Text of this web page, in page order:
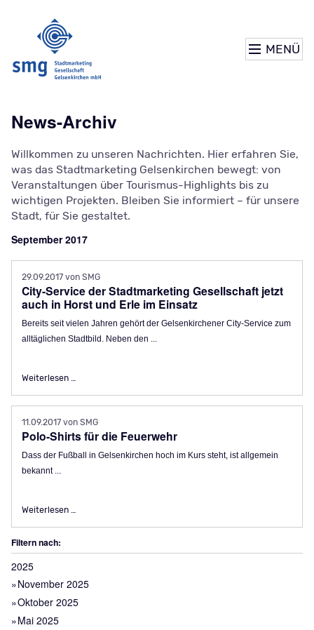
MENÜ
News-Archiv
Willkommen zu unseren Nachrichten. Hier erfahren Sie,
was das Stadtmarketing Gelsenkirchen bewegt: von
Veranstaltungen über Tourismus-Highlights bis zu
wichtigen Projekten. Bleiben Sie informiert – für unsere
Stadt, für Sie gestaltet.
September 2017
29.09.2017von SMG
City-Service der Stadtmarketing Gesellschaft jetzt
auch in Horst und Erle im Einsatz
Bereits seit vielen Jahren gehört der Gelsenkirchener City-Service zum
alltäglichen Stadtbild. Neben den ...
Weiterlesen …
11.09.2017von SMG
Polo-Shirts für die Feuerwehr
Dass der Fußball in Gelsenkirchen hoch im Kurs steht, ist allgemein
bekannt ...
Weiterlesen …
Filtern nach:
2025
November 2025
Oktober 2025
Mai 2025